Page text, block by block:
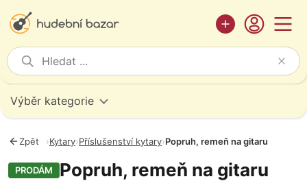
Výběr kategorie
Zpět ›Kytary›Příslušenství kytary›Popruh, remeň na gitaru
PRODÁM Popruh, remeň na gitaru